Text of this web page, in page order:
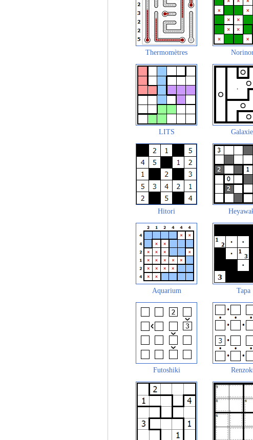
Thermomètres
LITS
Hitori
Aquarium Tapa
Futoshiki